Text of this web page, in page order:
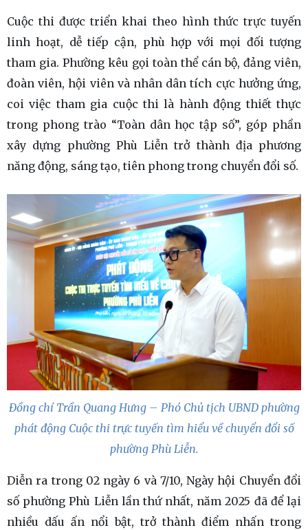
Cuộc thi được triển khai theo hình thức trực tuyến
linh hoạt, dễ tiếp cận, phù hợp với mọi đối tượng
tham gia. Phường kêu gọi toàn thể cán bộ, đảng viên,
đoàn viên, hội viên và nhân dân tích cực hưởng ứng,
coi việc tham gia cuộc thi là hành động thiết thực
trong phong trào “Toàn dân học tập số”, góp phần
xây dựng phường Phù Liễn trở thành địa phương
năng động, sáng tạo, tiên phong trong chuyển đổi số.
Đồng chí Trần Quang Hưng – Phó Chủ tịch UBND phường
phát động Cuộc thi trực tuyến tìm hiểu về chuyển đổi số
phường Phù Liễn.
Diễn ra trong 02 ngày 6 và 7/10, Ngày hội Chuyển đổi
số phường Phù Liễn lần thứ nhất, năm 2025 đã để lại
nhiều dấu ấn nổi bật, trở thành điểm nhấn trong